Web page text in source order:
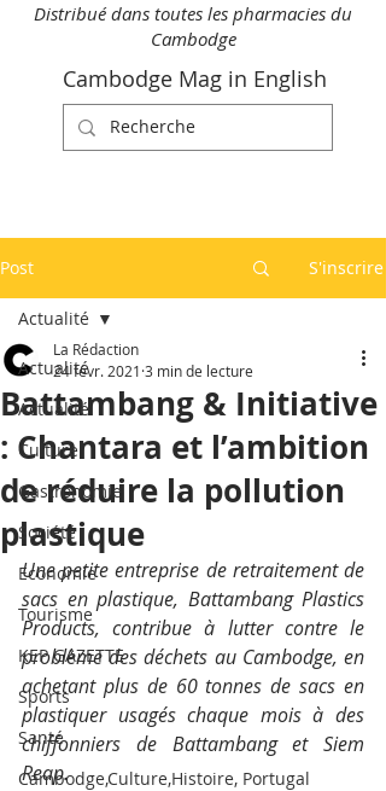
Distribué dans toutes les pharmacies du
Cambodge
Cambodge Mag in English
Post S'inscrire
Actualité
Actualité
Culture
Gastronomie
Société
Economie
Tourisme
KEP GAZETTE
Sports
Santé
Cambodge,Culture,Histoire, Portugal
Actualité
Battambang & Initiative
: Chantara et l’ambition
de réduire la pollution
plastique
La Rédaction
24 févr. 2021 3 min de lecture
Une petite entreprise de retraitement de
sacs en plastique, Battambang Plastics
Products, contribue à lutter contre le
problème des déchets au Cambodge, en
achetant plus de 60 tonnes de sacs en
plastiquer usagés chaque mois à des
chiffonniers de Battambang et Siem
Reap.